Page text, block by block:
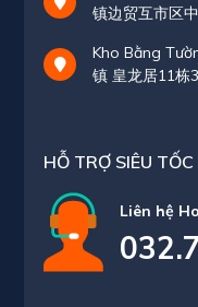
镇边贸互市区
Kho Bằng
镇 皇龙居11栋
HỖ TRỢ SIÊU TỐC
Liên hệ